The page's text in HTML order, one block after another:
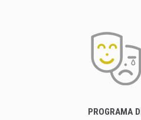
PROGRAMA